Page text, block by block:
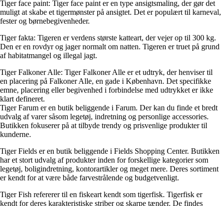
Tiger face paint: Tiger face paint er en type ansigtsmaling, der gør det
muligt at skabe et tigermønster på ansigtet. Det er populært til karneval,
fester og børnebegivenheder.
Tiger fakta: Tigeren er verdens største katteart, der vejer op til 300 kg.
Den er en rovdyr og jager normalt om natten. Tigeren er truet på grund
af habitatmangel og illegal jagt.
Tiger Falkoner Alle: Tiger Falkoner Alle er et udtryk, der henviser til
en placering på Falkoner Alle, en gade i København. Det specifikke
emne, placering eller begivenhed i forbindelse med udtrykket er ikke
klart defineret.
Tiger Farum er en butik beliggende i Farum. Der kan du finde et bredt
udvalg af varer såsom legetøj, indretning og personlige accessories.
Butikken fokuserer på at tilbyde trendy og prisvenlige produkter til
kunderne.
Tiger Fields er en butik beliggende i Fields Shopping Center. Butikken
har et stort udvalg af produkter inden for forskellige kategorier som
legetøj, boligindretning, kontorartikler og meget mere. Deres sortiment
er kendt for at være både farvestrålende og budgetvenligt.
Tiger Fish refererer til en fiskeart kendt som tigerfisk. Tigerfisk er
kendt for deres karakteristiske striber og skarpe tænder. De findes